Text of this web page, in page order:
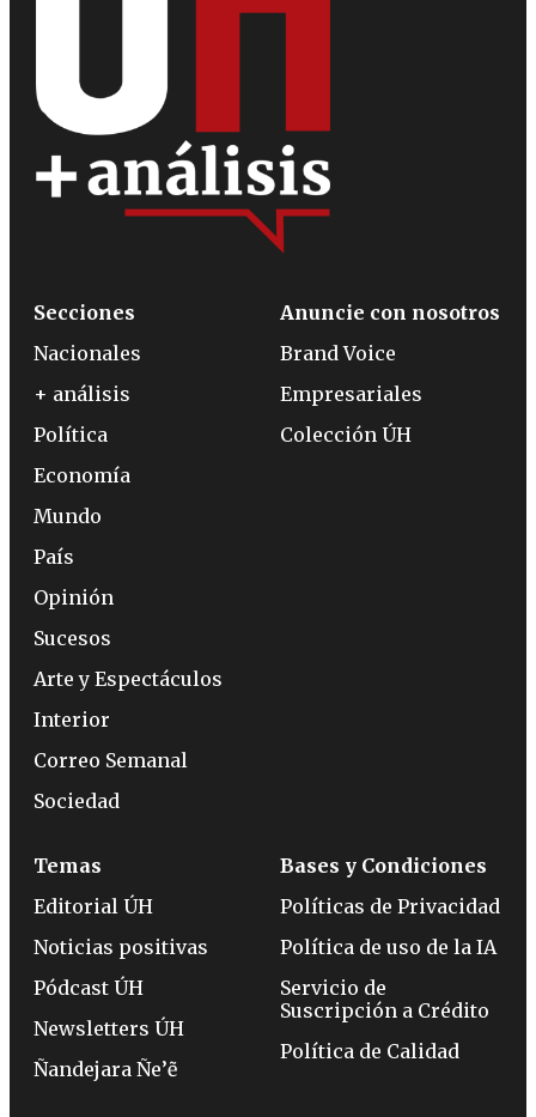
Secciones
Nacionales
+ análisis
Política
Economía
Mundo
País
Opinión
Sucesos
Arte y Espectáculos
Interior
Correo Semanal
Sociedad
Anuncie con nosotros
Brand Voice
Empresariales
Colección ÚH
Temas
Editorial ÚH
Noticias positivas
Pódcast ÚH
Newsletters ÚH
Ñandejara Ñe’ẽ
Bases y Condiciones
Políticas de Privacidad
Política de uso de la IA
Servicio de
Suscripción a Crédito
Política de Calidad